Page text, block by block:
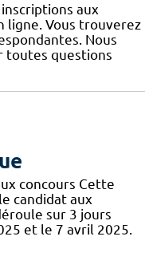
aux
ligne. Vous trouverez
Nous
toutes questions
concours Cette
candidat aux
sur 3 jours
et le 7 avril 2025.